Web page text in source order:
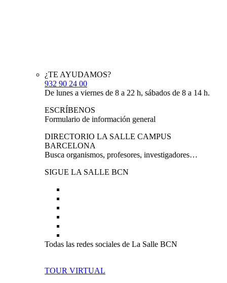
¿TE AYUDAMOS?
932 90 24 00
De lunes a viernes de 8 a 22 h, sábados de 8 a 14 h.
ESCRÍBENOS
Formulario de información general
DIRECTORIO LA SALLE CAMPUS
BARCELONA
Busca organismos, profesores, investigadores…
SIGUE LA SALLE BCN
Todas las redes sociales de La Salle BCN
TOUR VIRTUAL